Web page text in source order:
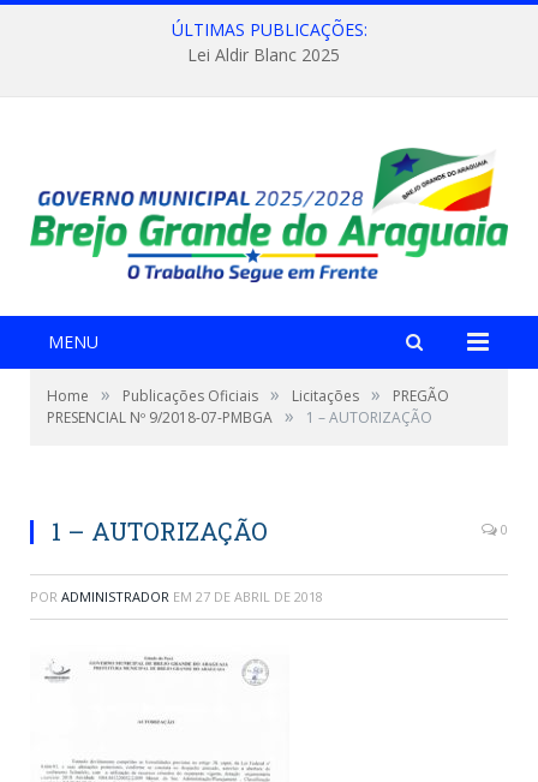
ÚLTIMAS PUBLICAÇÕES:
Lei Aldir Blanc 2025
MENU
Home » Publicações Oficiais » Licitações »
PREGÃO
PRESENCIAL Nº 9/2018-07-PMBGA » 1 – AUTORIZAÇÃO
1 – AUTORIZAÇÃO 0
POR ADMINISTRADOR EM 27 DE ABRIL DE 2018